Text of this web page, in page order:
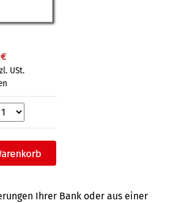
USt.
Ihrer Bank oder aus einer